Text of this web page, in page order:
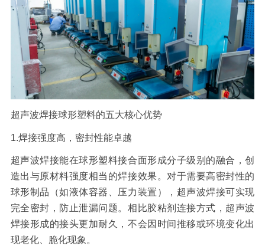
超声波焊接球形塑料的五大核心优势
1.焊接强度高，密封性能卓越
超声波焊接能在球形塑料接合面形成分子级别的融合，创
造出与原材料强度相当的焊接效果。对于需要高密封性的
球形制品（如液体容器、压力装置），超声波焊接可实现
完全密封，防止泄漏问题。相比胶粘剂连接方式，超声波
焊接形成的接头更加耐久，不会因时间推移或环境变化出
现老化、脆化现象。